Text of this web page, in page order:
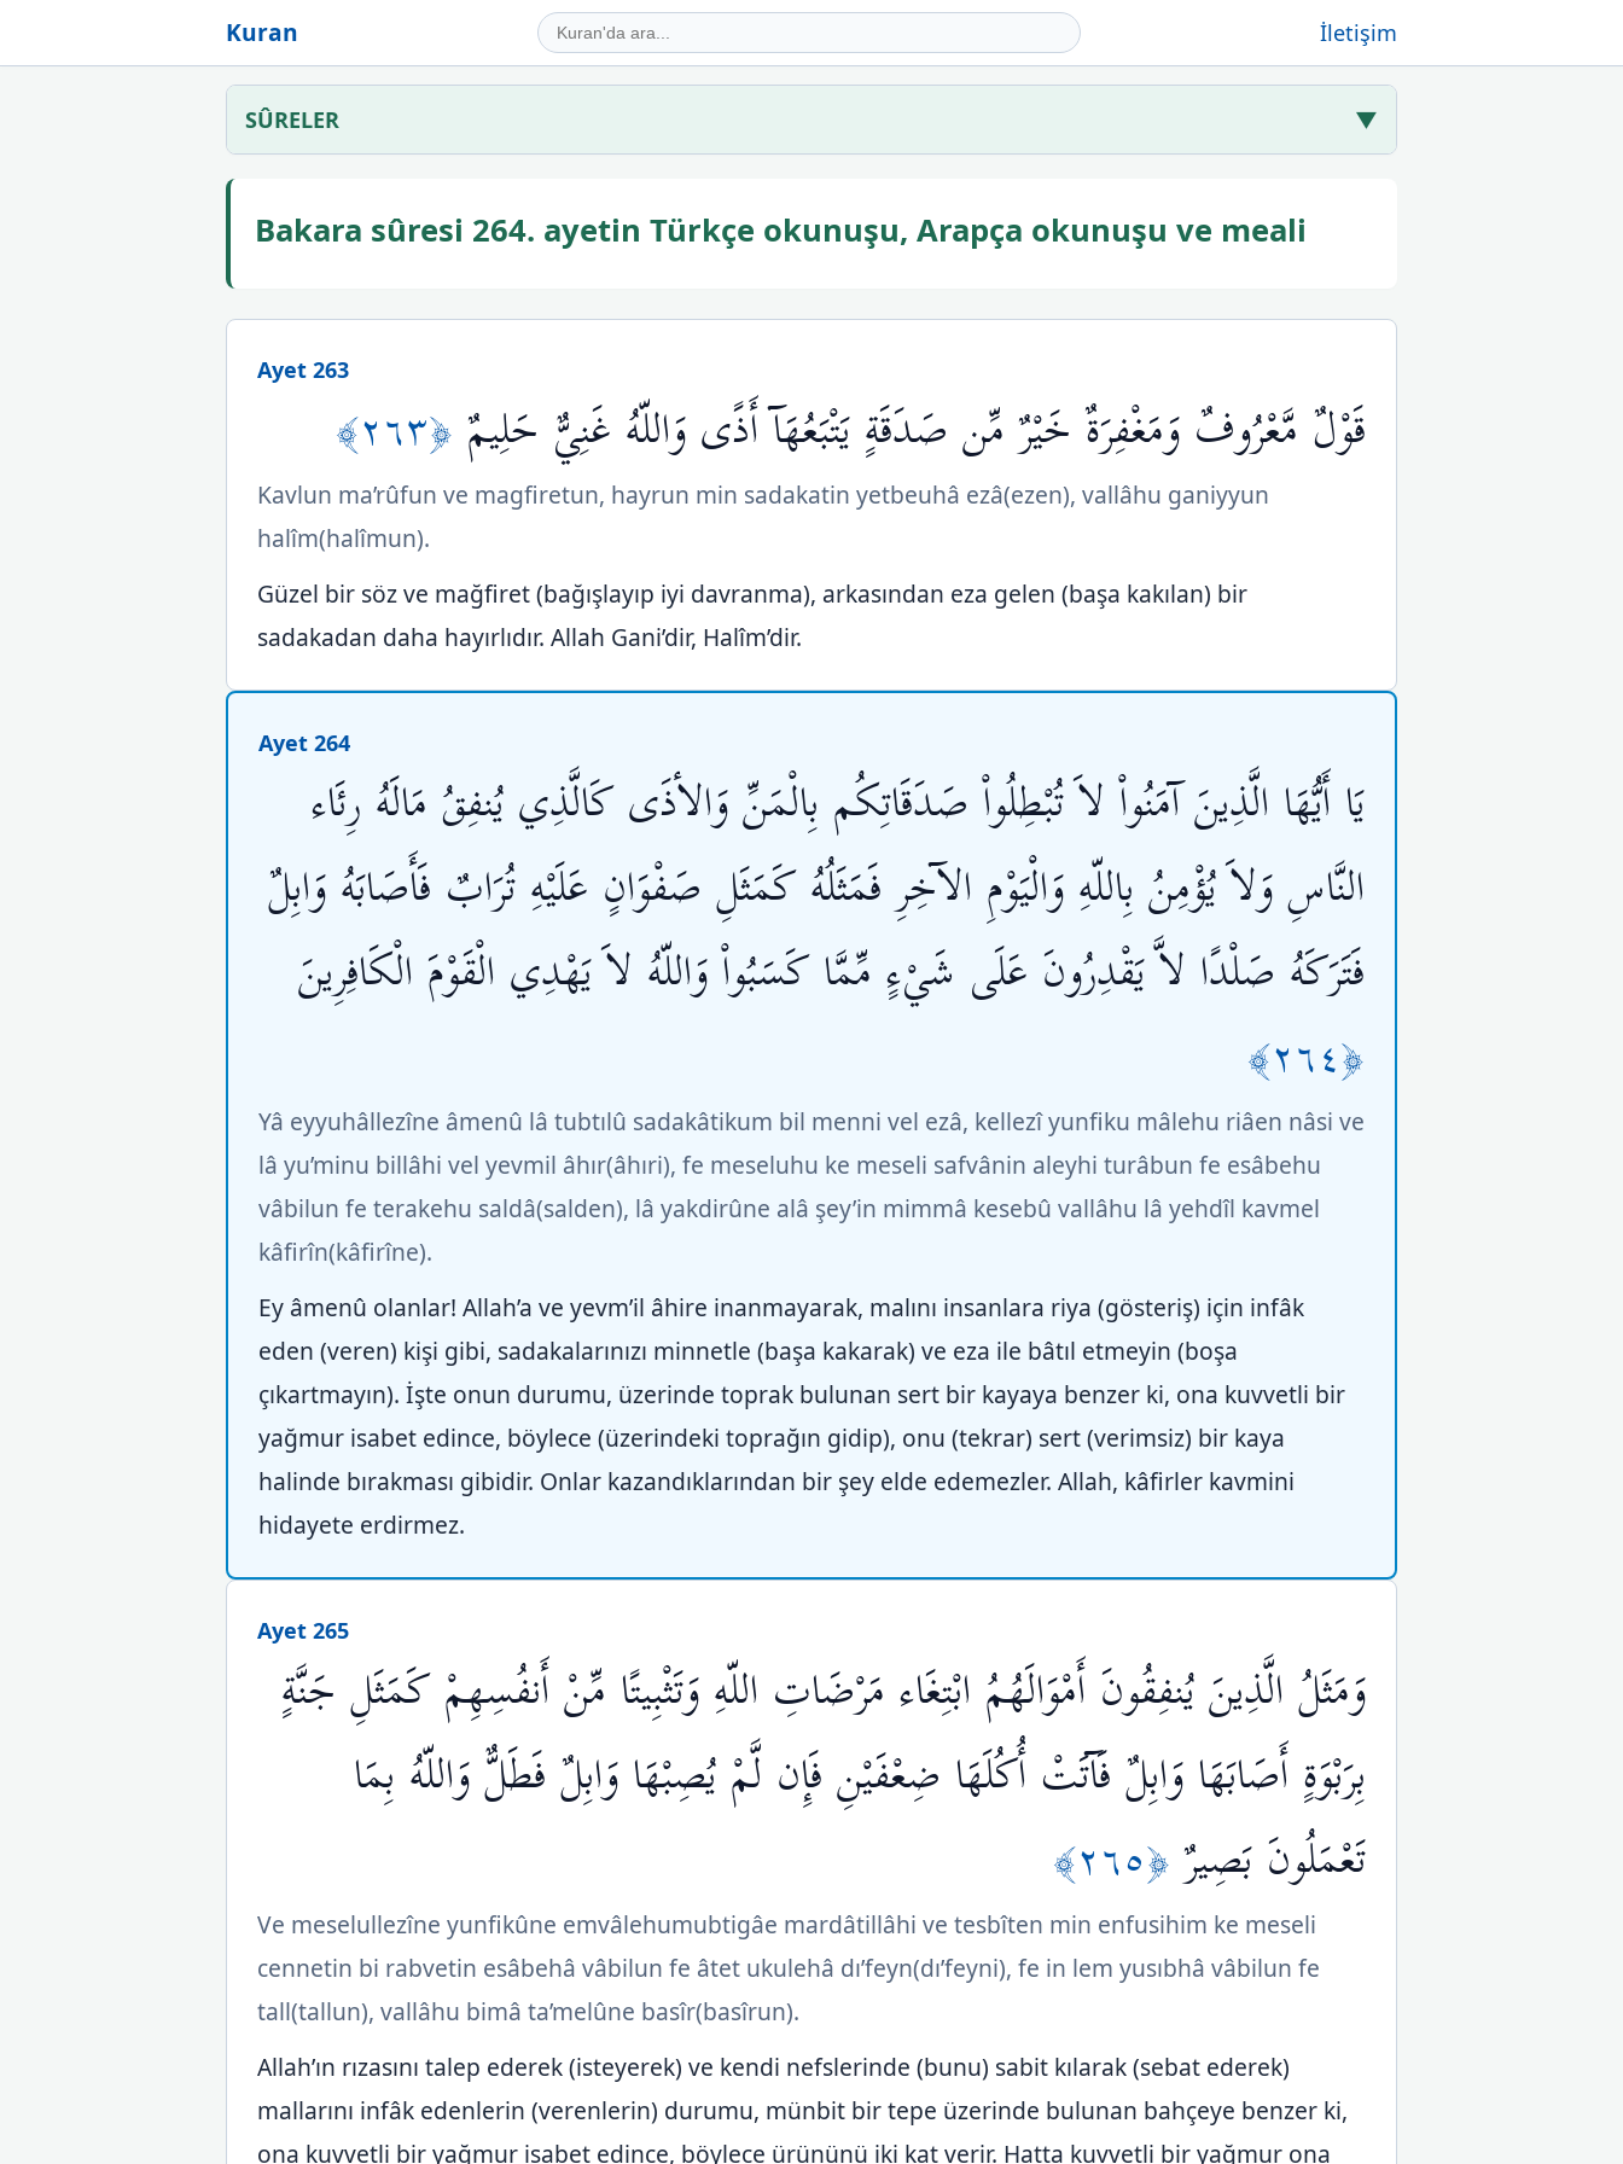
Kuran İletişim
SÛRELER ▼
Bakara sûresi 264. ayetin Türkçe okunuşu, Arapça okunuşu ve meali
Ayet 263
قَوْلٌ مَّعْرُوفٌ وَمَغْفِرَةٌ خَيْرٌ مِّن صَدَقَةٍ يَتْبَعُهَآ أَذًى وَاللّهُ غَنِيٌّ حَلِيمٌ ﴿٢٦٣﴾
Kavlun ma’rûfun ve magfiretun, hayrun min sadakatin yetbeuhâ ezâ(ezen), vallâhu ganiyyun
halîm(halîmun).
Güzel bir söz ve mağfiret (bağışlayıp iyi davranma), arkasından eza gelen (başa kakılan) bir
sadakadan daha hayırlıdır. Allah Gani’dir, Halîm’dir.
Ayet 264
يَا أَيُّهَا الَّذِينَ آمَنُواْ لاَ تُبْطِلُواْ صَدَقَاتِكُم بِالْمَنِّ وَالأذَى كَالَّذِي يُنفِقُ مَالَهُ رِئَاء
النَّاسِ وَلاَ يُؤْمِنُ بِاللّهِ وَالْيَوْمِ الآخِرِ فَمَثَلُهُ كَمَثَلِ صَفْوَانٍ عَلَيْهِ تُرَابٌ فَأَصَابَهُ وَابِلٌ
فَتَرَكَهُ صَلْدًا لاَّ يَقْدِرُونَ عَلَى شَيْءٍ مِّمَّا كَسَبُواْ وَاللّهُ لاَ يَهْدِي الْقَوْمَ الْكَافِرِينَ
﴿٢٦٤﴾
Yâ eyyuhâllezîne âmenû lâ tubtılû sadakâtikum bil menni vel ezâ, kellezî yunfiku mâlehu riâen nâsi ve
lâ yu’minu billâhi vel yevmil âhır(âhıri), fe meseluhu ke meseli safvânin aleyhi turâbun fe esâbehu
vâbilun fe terakehu saldâ(salden), lâ yakdirûne alâ şey’in mimmâ kesebû vallâhu lâ yehdîl kavmel
kâfirîn(kâfirîne).
Ey âmenû olanlar! Allah’a ve yevm’il âhire inanmayarak, malını insanlara riya (gösteriş) için infâk
eden (veren) kişi gibi, sadakalarınızı minnetle (başa kakarak) ve eza ile bâtıl etmeyin (boşa
çıkartmayın). İşte onun durumu, üzerinde toprak bulunan sert bir kayaya benzer ki, ona kuvvetli bir
yağmur isabet edince, böylece (üzerindeki toprağın gidip), onu (tekrar) sert (verimsiz) bir kaya
halinde bırakması gibidir. Onlar kazandıklarından bir şey elde edemezler. Allah, kâfirler kavmini
hidayete erdirmez.
Ayet 265
وَمَثَلُ الَّذِينَ يُنفِقُونَ أَمْوَالَهُمُ ابْتِغَاء مَرْضَاتِ اللّهِ وَتَثْبِيتًا مِّنْ أَنفُسِهِمْ كَمَثَلِ جَنَّةٍ
بِرَبْوَةٍ أَصَابَهَا وَابِلٌ فَآتَتْ أُكُلَهَا ضِعْفَيْنِ فَإِن لَّمْ يُصِبْهَا وَابِلٌ فَطَلٌّ وَاللّهُ بِمَا
تَعْمَلُونَ بَصِيرٌ﴿٢٦٥﴾
Ve meselullezîne yunfikûne emvâlehumubtigâe mardâtillâhi ve tesbîten min enfusihim ke meseli
cennetin bi rabvetin esâbehâ vâbilun fe âtet ukulehâ dı’feyn(dı’feyni), fe in lem yusıbhâ vâbilun fe
tall(tallun), vallâhu bimâ ta’melûne basîr(basîrun).
Allah’ın rızasını talep ederek (isteyerek) ve kendi nefslerinde (bunu) sabit kılarak (sebat ederek)
mallarını infâk edenlerin (verenlerin) durumu, münbit bir tepe üzerinde bulunan bahçeye benzer ki,
ona kuvvetli bir yağmur isabet edince, böylece ürününü iki kat verir. Hatta kuvvetli bir yağmur ona